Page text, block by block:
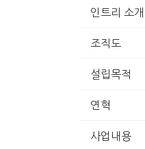
인트리 소개
조직도
설립목적
연혁
사업내용